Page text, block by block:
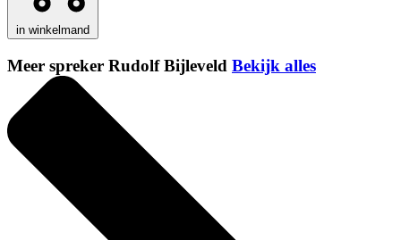
in winkelmand
Meer spreker Rudolf Bijleveld Bekijk alles